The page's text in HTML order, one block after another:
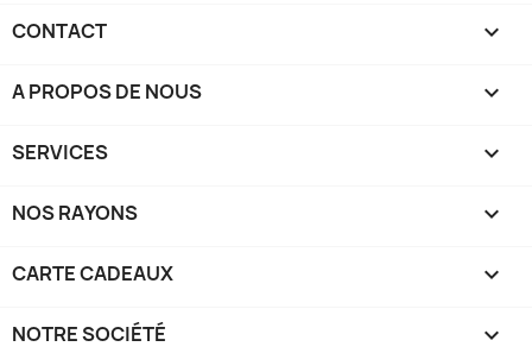
CONTACT 
A PROPOS DE NOUS 
SERVICES 
NOS RAYONS 
CARTE CADEAUX 
NOTRE SOCIÉTÉ 